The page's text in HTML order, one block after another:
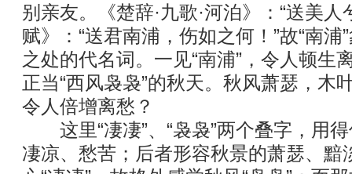
别亲友。《楚辞·九歌·河泊》：“送美人
赋》：“送君南浦，伤如之何！”故“南浦
之处的代名词。一见“南浦”，令人顿生
正当“西风袅袅”的秋天。秋风萧瑟，木
令人倍增离愁？
这里“凄凄”、“袅袅”两个叠字，用
凄凉、愁苦；后者形容秋景的萧瑟、黯